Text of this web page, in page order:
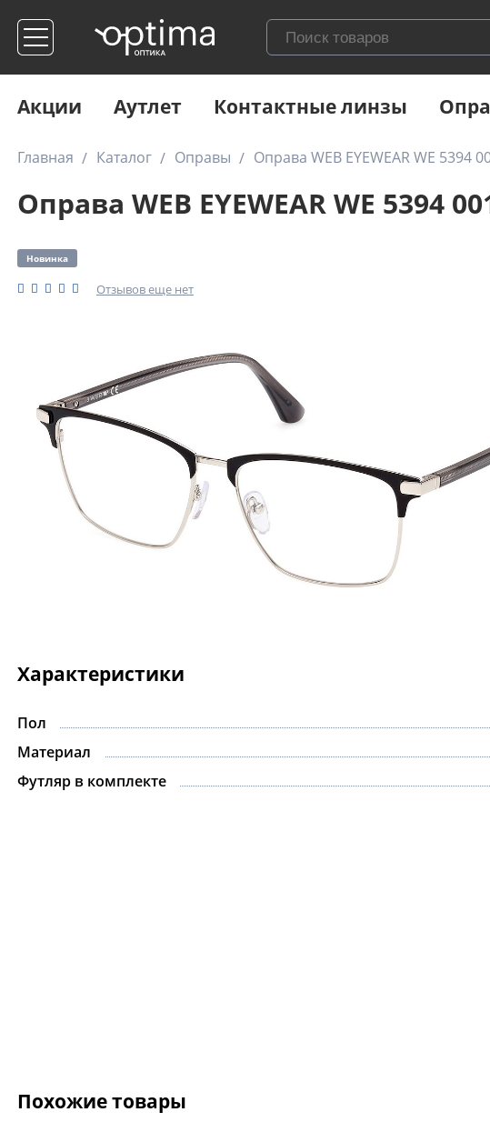
Акции Аутлет Контактные линзы
Главная Каталог Оправы Оправа WEB EYEWEAR WE 5394
Оправа WEB EYEWEAR WE 5394
Новинка
Отзывов еще нет
Характеристики
Пол
Материал
Футляр в комплекте
Похожие товары